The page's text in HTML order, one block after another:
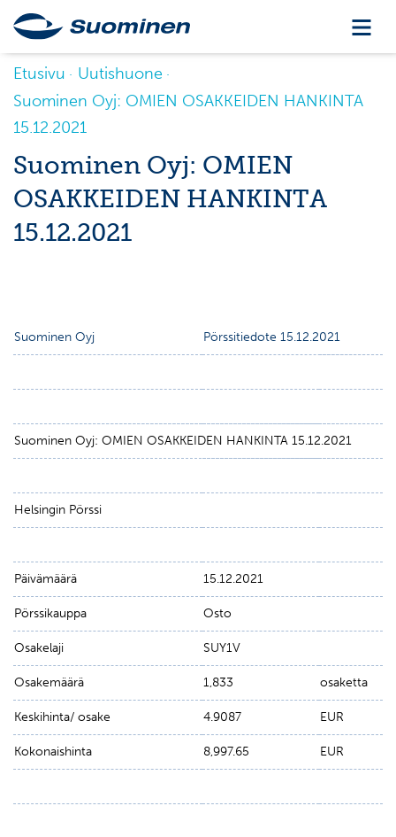
Etusivu
Uutishuone
Suominen Oyj: OMIEN OSAKKEIDEN HANKINTA
15.12.2021
Suominen Oyj: OMIEN
OSAKKEIDEN HANKINTA
15.12.2021
Suominen Oyj Pörssitiedote 15.12.2021
Suominen Oyj: OMIEN OSAKKEIDEN HANKINTA 15.12.2021
Helsingin Pörssi
Päivämäärä 15.12.2021
Pörssikauppa Osto
Osakelaji SUY1V
Osakemäärä 1,833 osaketta
Keskihinta/ osake 4.9087 EUR
Kokonaishinta 8,997.65 EUR